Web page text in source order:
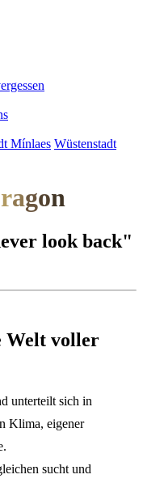
Mínlaes Wüstenstadt
ragon
look back"
Welt voller
unterteilt sich in
Klima, eigener
sucht und